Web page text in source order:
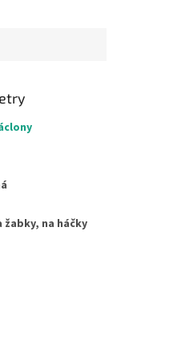
žabky, na háčky